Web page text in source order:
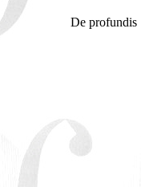
De profundis